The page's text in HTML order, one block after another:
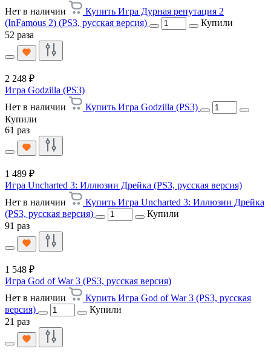
Нет в наличии
Купить Игра Дурная репутация 2
(InFamous 2) (PS3, русская версия)
Купили
52 раза
2 248 ₽
Игра Godzilla (PS3)
Нет в наличии
Купить Игра Godzilla (PS3)
Купили
61 раз
1 489 ₽
Игра Uncharted 3: Иллюзии Дрейка (PS3, русская версия)
Нет в наличии
Купить Игра Uncharted 3: Иллюзии Дрейка
(PS3, русская версия)
Купили
91 раз
1 548 ₽
Игра God of War 3 (PS3, русская версия)
Нет в наличии
Купить Игра God of War 3 (PS3, русская
версия)
Купили
21 раз